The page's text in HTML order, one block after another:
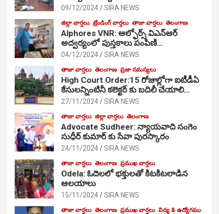
09/12/2024 SIRA NEWS
జిల్లా వార్తలు ట్రేండింగ్ వార్తలు తాజా వార్తలు తెలంగాణ
Alphores VNR: ఆల్ఫోర్స్ విఎన్ఆర్
అద్వర్యంలో పుస్తకాలు పంపిణి…
04/12/2024 SIRA NEWS
తాజా వార్తలు తెలంగాణ ప్రజా సమస్యలు
High Court Order:15 రోజుల్లోగా ఐటీడీఏ
కేసులన్నింటినీ కలెక్టర్ కు బదిలీ చేయాలి…
27/11/2024 SIRA NEWS
తాజా వార్తలు జిల్లా వార్తలు తెలంగాణ
Advocate Sudheer: న్యాయవాది సంగెం
సుధీర్ కుమార్ కు సేవా పురస్కారం
24/11/2024 SIRA NEWS
తాజా వార్తలు తెలంగాణ ప్రముఖ వార్తలు
Odela: ఓదెల‌లో భక్తులతో కిటకిటలాడిన
ఆల‌యాలు
15/11/2024 SIRA NEWS
తాజా వార్తలు తెలంగాణ ప్రముఖ వార్తలు విద్య & ఉద్యోగము